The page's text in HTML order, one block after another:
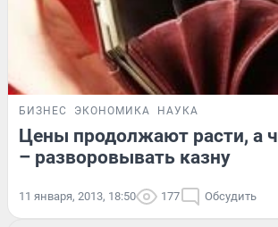
БИЗНЕС ЭКОНОМИКА НАУКА
Цены продолжают расти, а
– разворовывать казну
11 января, 2013, 18:50 177 Обсудить